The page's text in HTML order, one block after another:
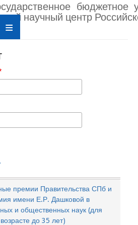
бюджетное
научный центр
премии Правительства СПб и
имени Е.Р. Дашковой в
и общественных наук (для
до 35 лет)